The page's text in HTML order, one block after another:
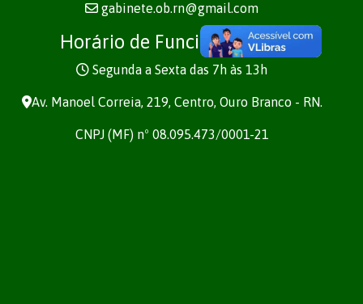
gabinete.ob.rn@gmail.com
Horário de Funcionamento
Segunda a Sexta das 7h às 13h
Av. Manoel Correia, 219, Centro, Ouro Branco - RN.
CNPJ (MF) nº 08.095.473/0001-21